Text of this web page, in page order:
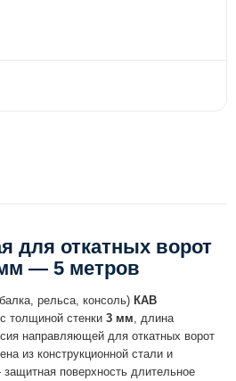
для откатных ворот
— 5 метров
рельса, консоль) КАВ
толщиной стенки 3 мм , длина
направляющей для откатных ворот
из конструкционной стали и
поверхность длительное